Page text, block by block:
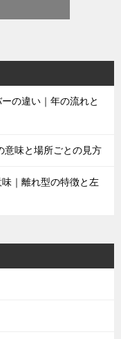
の違い｜年の流れと
意味と場所ごとの見方
｜離れ型の特徴と左